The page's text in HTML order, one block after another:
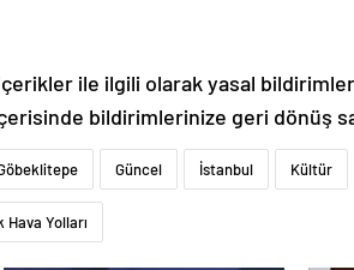
ile ilgili olarak yasal
bildirimlerinize geri dönüş
Güncel İstanbul Kültür
Hava Yolları